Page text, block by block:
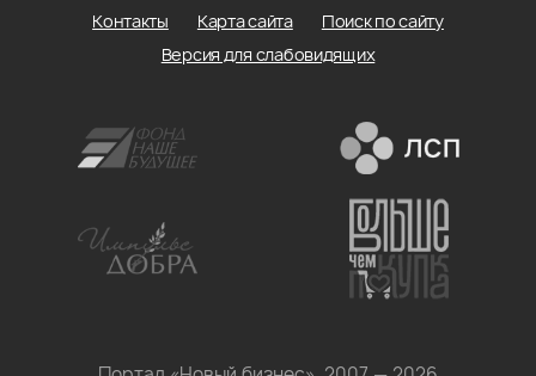
Контакты Карта сайта
Поиск по сайту
Версия для слабовидящих